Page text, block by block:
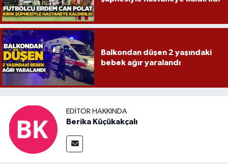
Balkondan düşen 2 yaşındaki
bebek ağır yaralandı
EDITÖR HAKKINDA
Berika Küçükakçalı